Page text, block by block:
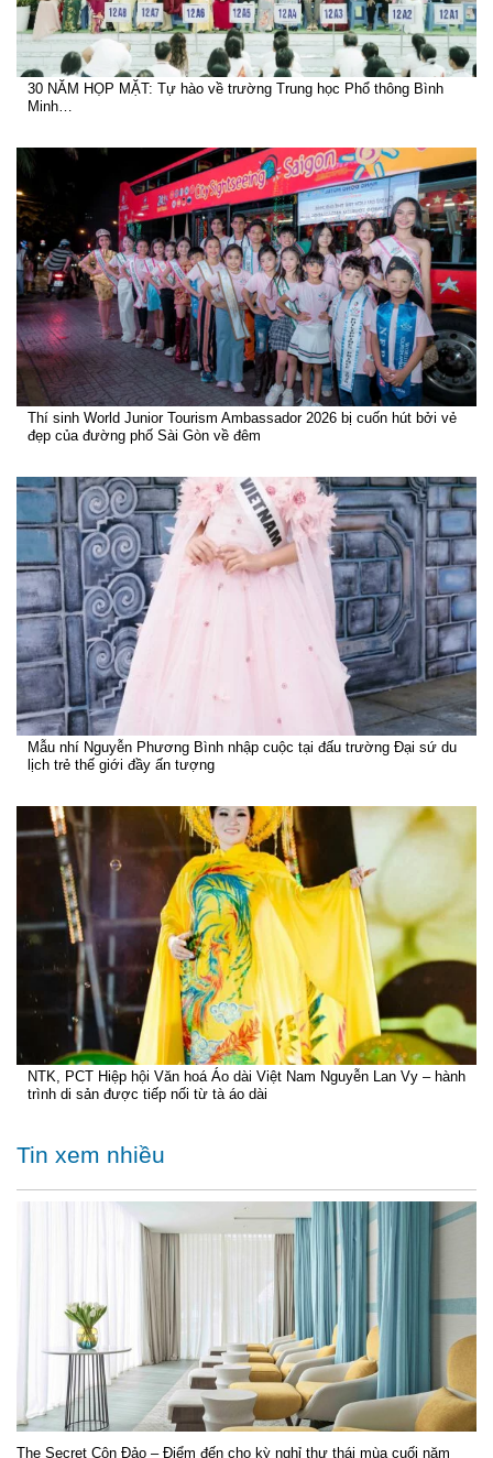
30 NĂM HỌP MẶT: Tự hào về trường Trung học Phổ thông Bình
Minh…
Thí sinh World Junior Tourism Ambassador 2026 bị cuốn hút bởi vẻ
đẹp của đường phố Sài Gòn về đêm
Mẫu nhí Nguyễn Phương Bình nhập cuộc tại đấu trường Đại sứ du
lịch trẻ thế giới đầy ấn tượng
NTK, PCT Hiệp hội Văn hoá Áo dài Việt Nam Nguyễn Lan Vy – hành
trình di sản được tiếp nối từ tà áo dài
Tin xem nhiều
The Secret Côn Đảo – Điểm đến cho kỳ nghỉ thư thái mùa cuối năm